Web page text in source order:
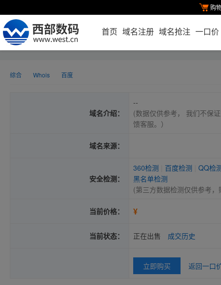
购
首页 域名注册 域名抢注 一口价
综合 Whois 百度
域名介绍：
--
(数据仅供参考， 我们不保
馈客服。）
域名来源：
安全检测：
360检测 百度检测
QQ检
黑名单检测
(第三方数据检测仅供参考
当前价格： ¥
当前状态： 正在出售 成交历史
立即购买 返回一口